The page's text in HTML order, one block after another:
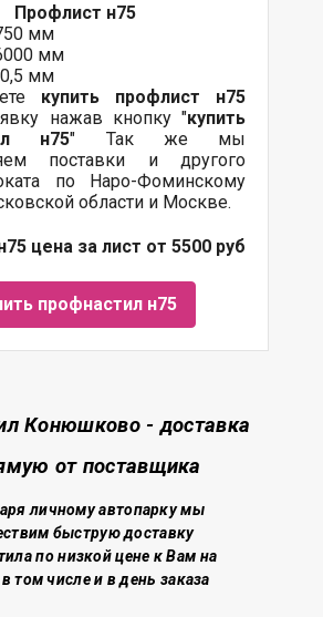
Профлист н75
мм
мм
мм
купить профлист н75
нажав кнопку "купить
н75" Так же мы
поставки и другого
по Наро-Фоминскому
области и Москве.
цена за лист от 5500 руб
профнастил н75
Конюшково - доставка
от поставщика
личному автопарку мы
быструю доставку
по низкой цене к Вам на
том числе и в день заказа